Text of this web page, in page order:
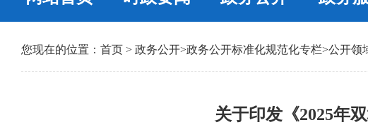
您现在的位置： 首页 > 政务公开>政务公开标准化规范化专栏>公开领
关于印发《2025年